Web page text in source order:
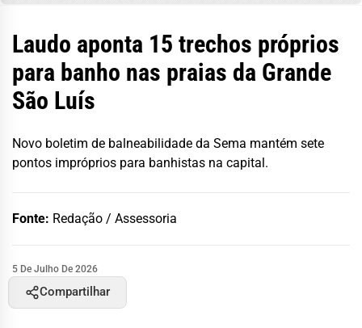
Laudo aponta 15 trechos próprios
para banho nas praias da Grande
São Luís
Novo boletim de balneabilidade da Sema mantém sete
pontos impróprios para banhistas na capital.
Fonte: Redação / Assessoria
5 De Julho De 2026
Compartilhar